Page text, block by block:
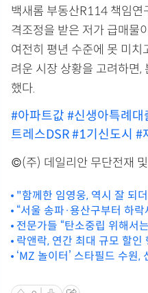
백새롬 부동산R114 책임연
격조정을 받은 저가 급매물
여전히 평년 수준에 못 미치
려운 시장 상황을 고려하면
했다.
#아파트값 #신생아특례대
트레스DSR#1기신도시 #
©(주) 데일리안 무단전재 및
"함께한 임영웅, 역시 잘 되
“서울 송파·용산구부터 하
전문가들 “탄소중립 위해서
락앤락, 연간 최대 규모 할인
‘MZ 놀이터’ 스타필드 수원,